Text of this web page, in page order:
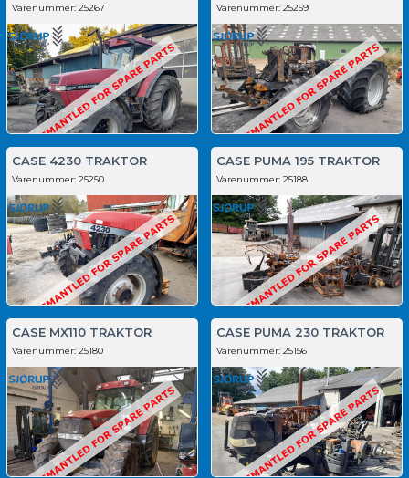
Varenummer: 25267 Varenummer: 25259
CASE 4230 TRAKTOR
Varenummer: 25250
CASE PUMA 195 TRAKTOR
Varenummer: 25188
CASE MX110 TRAKTOR
Varenummer: 25180
CASE PUMA 230 TRAKTOR
Varenummer: 25156